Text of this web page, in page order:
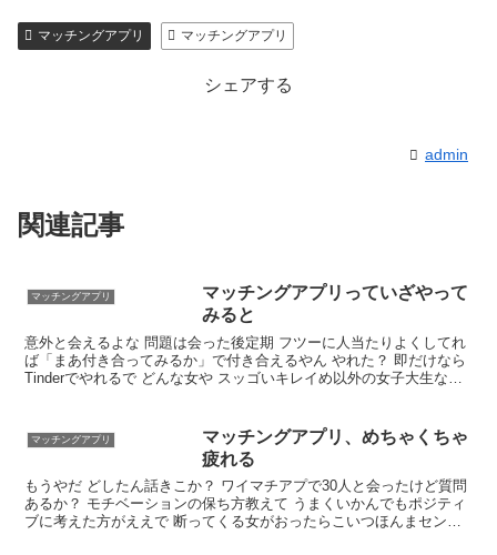
紹介型マッチングアプリArchers(アーチャーズ)
マッチングアプリ マッチングアプリ
シェアする
admin
関連記事
マッチングアプリ
マッチングアプリっていざやって
みると
意外と会えるよな 問題は会った後定期 フツーに人当たりよくしてれ
ば「まあ付き合ってみるか」で付き合えるやん やれた？ 即だけなら
Tinderでやれるで どんな女や スッゴいキレイめ以外の女子大生なら
マッチングアプリ
マッチングアプリ、めちゃくちゃ
疲れる
もうやだ どしたん話きこか？ ワイマチアプで30人と会ったけど質問
あるか？ モチベーションの保ち方教えて うまくいかんでもポジティ
ブに考えた方がええで 断ってくる女がおったらこいつほんまセンス